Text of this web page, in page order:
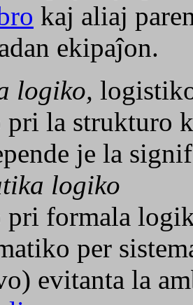
kaj aliaj
ekipaĵon.
logiko,
pri la strukturo
je la
logiko
pri formala
per
evitanta la